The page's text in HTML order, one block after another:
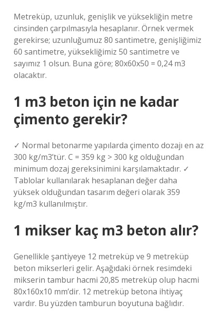
Metreküp, uzunluk, genişlik ve yüksekliğin metre
cinsinden çarpılmasıyla hesaplanır. Örnek vermek
gerekirse; uzunluğumuz 80 santimetre, genişliğimiz
60 santimetre, yüksekliğimiz 50 santimetre ve
sayımız 1 olsun. Buna göre; 80x60x50 = 0,24 m3
olacaktır.
1 m3 beton için ne kadar
çimento gerekir?
✓ Normal betonarme yapılarda çimento dozajı en az
300 kg/m3’tür. C = 359 kg > 300 kg olduğundan
minimum dozaj gereksinimini karşılamaktadır. ✓
Tablolar kullanılarak hesaplanan değer daha
yüksek olduğundan tasarım değeri olarak 359
kg/m3 kullanılmıştır.
1 mikser kaç m3 beton alır?
Genellikle şantiyeye 12 metreküp ve 9 metreküp
beton mikserleri gelir. Aşağıdaki örnek resimdeki
mikserin tambur hacmi 20,85 metreküp olup hacmi
80x160x10 mm’dir. 12 metreküp betona ihtiyaç
vardır. Bu yüzden tamburun boyutuna bağlıdır.